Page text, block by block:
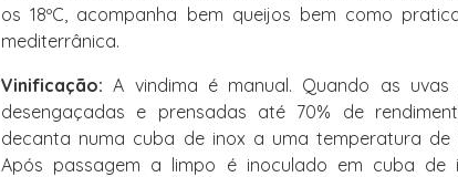
os 18ºC, acompanha bem queijos bem como
mediterrânica.
Vinificação: A vindima é manual. Quando as
desengaçadas e prensadas até 70% de
decanta numa cuba de inox a uma temperatura de
Após passagem a limpo é inoculado em cuba de